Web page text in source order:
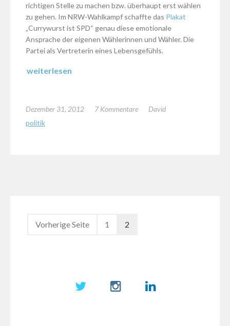
richtigen Stelle zu machen bzw. überhaupt erst wählen
zu gehen. Im NRW-Wahlkampf schaffte das Plakat
„Currywurst ist SPD“ genau diese emotionale
Ansprache der eigenen Wählerinnen und Wähler. Die
Partei als Vertreterin eines Lebensgefühls.
weiterlesen
Dezember 31, 2012 7 Kommentare
David
politik
Vorherige Seite 1 2